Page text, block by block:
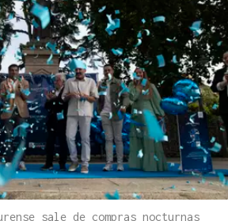
sale de compras nocturnas